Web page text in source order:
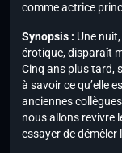
comme actrice
Synopsis : Une
érotique, disparaît
Cinq ans plus tard,
à savoir ce qu’elle
anciennes
nous allons revivre
essayer de